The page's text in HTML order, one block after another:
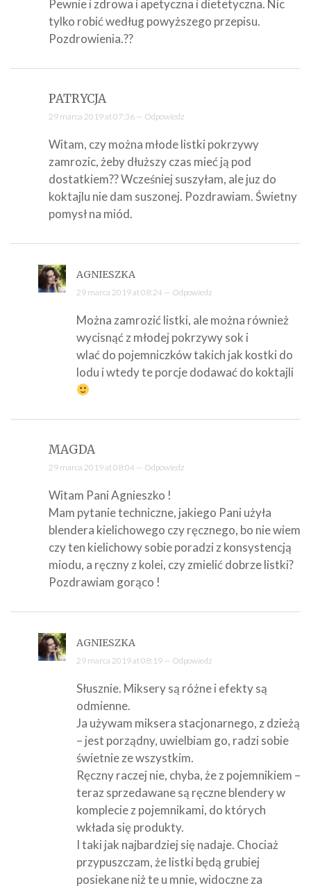
Pewnie i zdrowa i apetyczna i dietetyczna. Nic
tylko robić według powyższego przepisu.
Pozdrowienia.??
PATRYCJA
29 marca 2019 at 07:36 — Odpowiedz
Witam, czy można młode listki pokrzywy
zamrozic, żeby dłuższy czas mieć ją pod
dostatkiem?? Wcześniej suszyłam, ale juz do
koktajlu nie dam suszonej. Pozdrawiam. Świetny
pomysł na miód.
AGNIESZKA
29 marca 2019 at 08:24 — Odpowiedz
Można zamrozić listki, ale można również
wycisnąć z młodej pokrzywy sok i
wlać do pojemniczków takich jak kostki do
lodu i wtedy te porcje dodawać do koktajli
MAGDA
29 marca 2019 at 08:04 — Odpowiedz
Witam Pani Agnieszko !
Mam pytanie techniczne, jakiego Pani użyła
blendera kielichowego czy ręcznego, bo nie wiem
czy ten kielichowy sobie poradzi z konsystencją
miodu, a ręczny z kolei, czy zmielić dobrze listki?
Pozdrawiam gorąco !
AGNIESZKA
29 marca 2019 at 08:19 — Odpowiedz
Słusznie. Miksery są różne i efekty są
odmienne.
Ja używam miksera stacjonarnego, z dzieżą
– jest porządny, uwielbiam go, radzi sobie
świetnie ze wszystkim.
Ręczny raczej nie, chyba, że z pojemnikiem –
teraz sprzedawane są ręczne blendery w
komplecie z pojemnikami, do których
wkłada się produkty.
I taki jak najbardziej się nadaje. Chociaż
przypuszczam, że listki będą grubiej
posiekane niż te u mnie, widoczne za